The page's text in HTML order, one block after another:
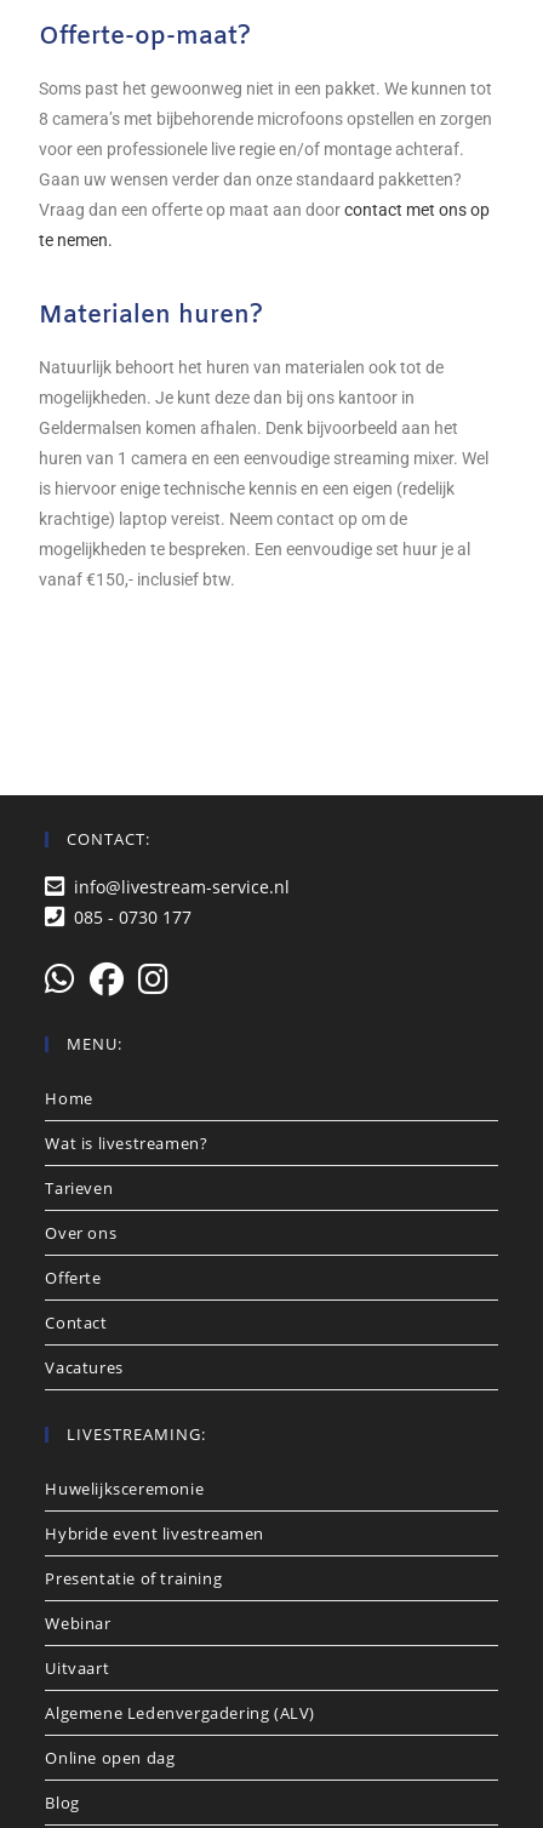
Offerte-op-maat?
Soms past het gewoonweg niet in een pakket. We kunnen tot
8 camera’s met bijbehorende microfoons opstellen en zorgen
voor een professionele live regie en/of montage achteraf.
Gaan uw wensen verder dan onze standaard pakketten?
Vraag dan een offerte op maat aan doorcontact met ons op
te nemen.
Materialen huren?
Natuurlijk behoort het huren van materialen ook tot de
mogelijkheden. Je kunt deze dan bij ons kantoor in
Geldermalsen komen afhalen. Denk bijvoorbeeld aan het
huren van 1 camera en een eenvoudige streaming mixer. Wel
is hiervoor enige technische kennis en een eigen (redelijk
krachtige) laptop vereist. Neem contact op om de
mogelijkheden te bespreken. Een eenvoudige set huur je al
vanaf €150,- inclusief btw.
CONTACT:
info@livestream-service.nl
085 - 0730 177
MENU:
Home
Wat is livestreamen?
Tarieven
Over ons
Offerte
Contact
Vacatures
LIVESTREAMING:
Huwelijksceremonie
Hybride event livestreamen
Presentatie of training
Webinar
Uitvaart
Algemene Ledenvergadering (ALV)
Online open dag
Blog